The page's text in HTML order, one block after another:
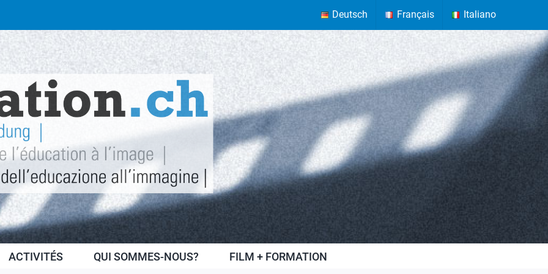
Deutsch Français Italiano
ACTIVITÉS QUI SOMMES-NOUS? FILM + FORMATION